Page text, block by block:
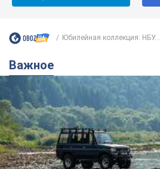
Юбилейная коллекция: НБУ...
Важное